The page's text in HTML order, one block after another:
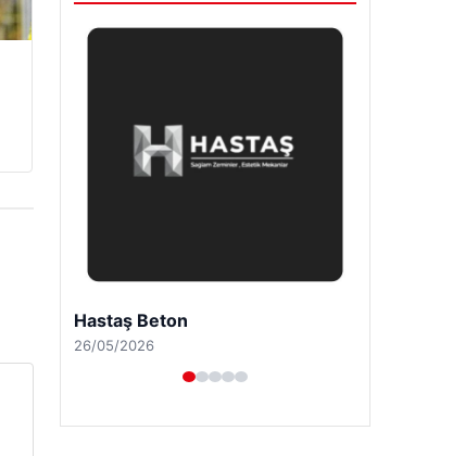
Prenses Night Club
29/04/2026